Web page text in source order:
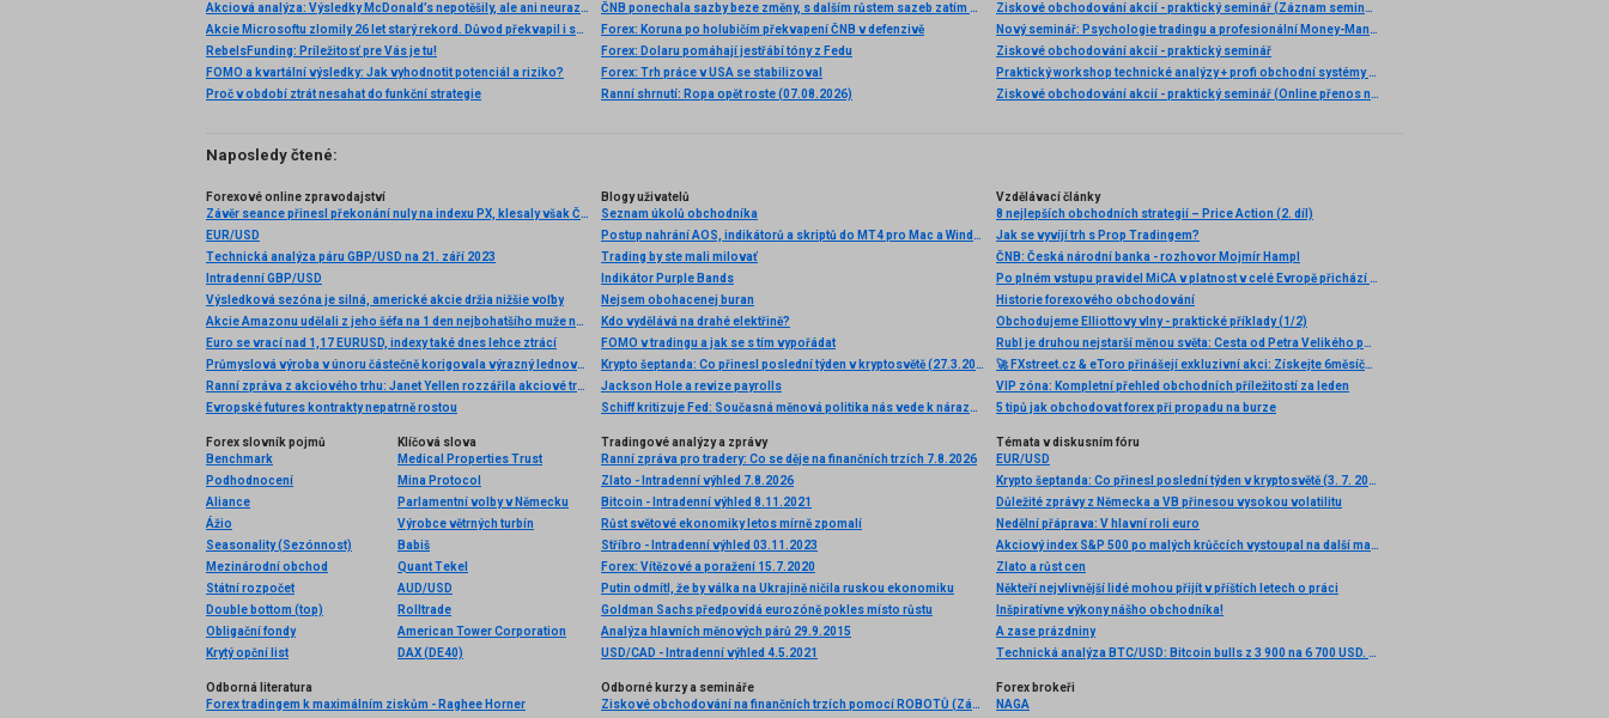
Akciová analýza: Výsledky McDonald’s nepotěšily, ale ani neurazily. Jakou vizi společnost prezentovala?
Akcie Microsoftu zlomily 26 let starý rekord. Důvod překvapil i samotné investory
RebelsFunding: Príležitosť pre Vás je tu!
FOMO a kvartální výsledky: Jak vyhodnotit potenciál a riziko?
Proč v období ztrát nesahat do funkční strategie
ČNB ponechala sazby beze změny, s dalším růstem sazeb zatím nespěchá
Forex: Koruna po holubičím překvapení ČNB v defenzivě
Forex: Dolaru pomáhají jestřábí tóny z Fedu
Forex: Trh práce v USA se stabilizoval
Ranní shrnutí: Ropa opět roste (07.08.2026)
Ziskové obchodování akcií - praktický seminář (Záznam semináře)
Nový seminář: Psychologie tradingu a profesionální Money-Management
Ziskové obchodování akcií - praktický seminář
Praktický workshop technické analýzy + profi obchodní systémy (Záznam semináře)
Ziskové obchodování akcií - praktický seminář (Online přenos nebo osobní účast)
Naposledy čtené:
Forexové online zpravodajství
Závěr seance přinesl překonání nuly na indexu PX, klesaly však ČEZ i banky v čele s Erste (RBAG.CZ)
EUR/USD
Technická analýza páru GBP/USD na 21. září 2023
Intradenní GBP/USD
Výsledková sezóna je silná, americké akcie držia nižšie voľby
Akcie Amazonu udělali z jeho šéfa na 1 den nejbohatšího muže na světě
Euro se vrací nad 1,17 EURUSD, indexy také dnes lehce ztrácí
Průmyslová výroba v únoru částečně korigovala výrazný lednový propad
Ranní zpráva z akciového trhu: Janet Yellen rozzářila akciové trhy
Evropské futures kontrakty nepatrně rostou
Blogy uživatelů
Seznam úkolů obchodníka
Postup nahrání AOS, indikátorů a skriptů do MT4 pro Mac a Windows
Trading by ste mali milovať
Indikátor Purple Bands
Nejsem obohacenej buran
Kdo vydělává na drahé elektřině?
FOMO v tradingu a jak se s tím vypořádat
Krypto šeptanda: Co přinesl poslední týden v kryptosvětě (27.3.2026)
Jackson Hole a revize payrolls
Schiff kritizuje Fed: Současná měnová politika nás vede k nárazům do zdi!
Vzdělávací články
8 nejlepších obchodních strategií – Price Action (2. díl)
Jak se vyvíjí trh s Prop Tradingem?
ČNB: Česká národní banka - rozhovor Mojmír Hampl
Po plném vstupu pravidel MiCA v platnost v celé Evropě přichází eToro s nabídkou 5% cashbacku v akciích za převod kryptoměn
Historie forexového obchodování
Obchodujeme Elliottovy vlny - praktické příklady (1/2)
Rubl je druhou nejstarší měnou světa: Cesta od Petra Velikého po bankrot, který nepřichází
🚀 FXstreet.cz & eToro přinášejí exkluzivní akci: Získejte 6měsíční členství ve VIP zóně ZDARMA
VIP zóna: Kompletní přehled obchodních příležitostí za leden
5 tipů jak obchodovat forex při propadu na burze
Forex slovník pojmů
Benchmark
Podhodnocení
Aliance
Ážio
Seasonality (Sezónnost)
Mezinárodní obchod
Státní rozpočet
Double bottom (top)
Obligační fondy
Krytý opční list
Klíčová slova
Medical Properties Trust
Mina Protocol
Parlamentní volby v Německu
Výrobce větrných turbín
Babiš
Quant Tekel
AUD/USD
Rolltrade
American Tower Corporation
DAX (DE40)
Tradingové analýzy a zprávy
Ranní zpráva pro tradery: Co se děje na finančních trzích 7.8.2026
Zlato - Intradenní výhled 7.8.2026
Bitcoin - Intradenní výhled 8.11.2021
Růst světové ekonomiky letos mírně zpomalí
Stříbro - Intradenní výhled 03.11.2023
Forex: Vítězové a poražení 15.7.2020
Putin odmítl, že by válka na Ukrajině ničila ruskou ekonomiku
Goldman Sachs předpovídá eurozóně pokles místo růstu
Analýza hlavních měnových párů 29.9.2015
USD/CAD - Intradenní výhled 4.5.2021
Témata v diskusním fóru
EUR/USD
Krypto šeptanda: Co přinesl poslední týden v kryptosvětě (3. 7. 2026)
Důležité zprávy z Německa a VB přinesou vysokou volatilitu
Nedělní přáprava: V hlavní roli euro
Akciový index S&P 500 po malých krůčcích vystoupal na další maxima
Zlato a růst cen
Někteří nejvlivnější lidé mohou přijít v příštích letech o práci
Inšpiratívne výkony nášho obchodníka!
A zase prázdniny
Technická analýza BTC/USD: Bitcoin bulls z 3 900 na 6 700 USD. Jsou propady definitivně zažehnány?
Odborná literatura
Forex tradingem k maximálním ziskům - Raghee Horner
Odborné kurzy a semináře
Ziskové obchodování na finančních trzích pomocí ROBOTŮ (Záznam semináře)
Forex brokeři
NAGA